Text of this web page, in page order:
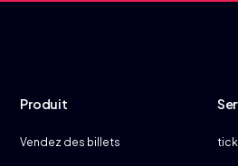
Produit
Vendez des billets